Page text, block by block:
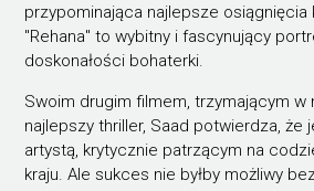
przypominająca najlepsze osiągnięcia
"Rehana" to wybitny i fascynujący
doskonałości bohaterki.
Swoim drugim filmem, trzymającym w
najlepszy thriller, Saad potwierdza, że
artystą, krytycznie patrzącym na
kraju. Ale sukces nie byłby możliwy